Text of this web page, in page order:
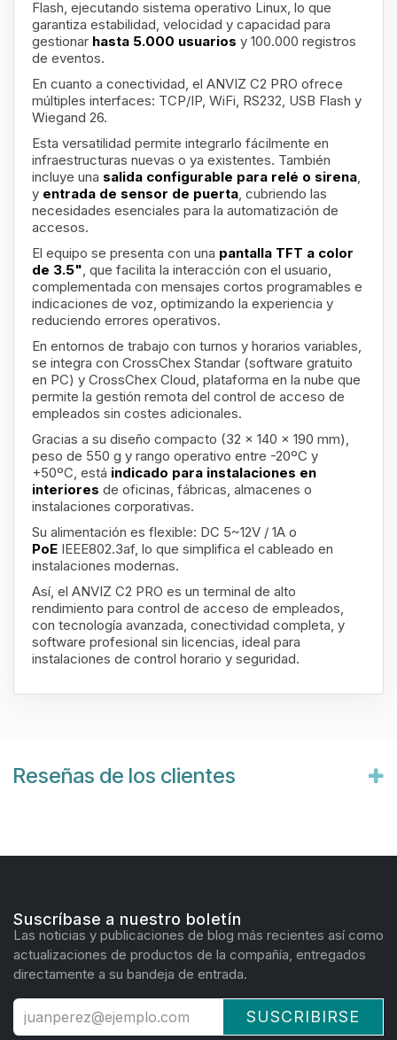
Flash, ejecutando sistema operativo Linux, lo que
garantiza estabilidad, velocidad y capacidad para
gestionar hasta 5.000 usuarios y 100.000 registros
de eventos.
En cuanto a conectividad, el ANVIZ C2 PRO ofrece
múltiples interfaces: TCP/IP, WiFi, RS232, USB Flash y
Wiegand 26.
Esta versatilidad permite integrarlo fácilmente en
infraestructuras nuevas o ya existentes. También
incluye una salida configurable para relé o sirena,
y entrada de sensor de puerta, cubriendo las
necesidades esenciales para la automatización de
accesos.
El equipo se presenta con una pantalla TFT a color
de 3.5", que facilita la interacción con el usuario,
complementada con mensajes cortos programables e
indicaciones de voz, optimizando la experiencia y
reduciendo errores operativos.
En entornos de trabajo con turnos y horarios variables,
se integra con CrossChex Standar (software gratuito
en PC) y CrossChex Cloud, plataforma en la nube que
permite la gestión remota del control de acceso de
empleados sin costes adicionales.
Gracias a su diseño compacto (32 x 140 x 190 mm),
peso de 550 g y rango operativo entre -20ºC y
+50ºC, está indicado para instalaciones en
interiores de oficinas, fábricas, almacenes o
instalaciones corporativas.
Su alimentación es flexible: DC 5~12V / 1A o
PoE IEEE802.3af, lo que simplifica el cableado en
instalaciones modernas.
Así, el ANVIZ C2 PRO es un terminal de alto
rendimiento para control de acceso de empleados,
con tecnología avanzada, conectividad completa, y
software profesional sin licencias, ideal para
instalaciones de control horario y seguridad.
Reseñas de los clientes
Suscríbase a nuestro boletín
Las noticias y publicaciones de blog más recientes así como
actualizaciones de productos de la compañía, entregados
directamente a su bandeja de entrada.
SUSCRIBIRSE